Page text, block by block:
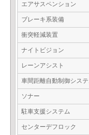
エアサスペンション
ブレーキ系装備
衝突軽減装置
ナイトビジョン
レーンアシスト
車間距離自動制御シス
ソナー
駐車支援システム
センターデフロック